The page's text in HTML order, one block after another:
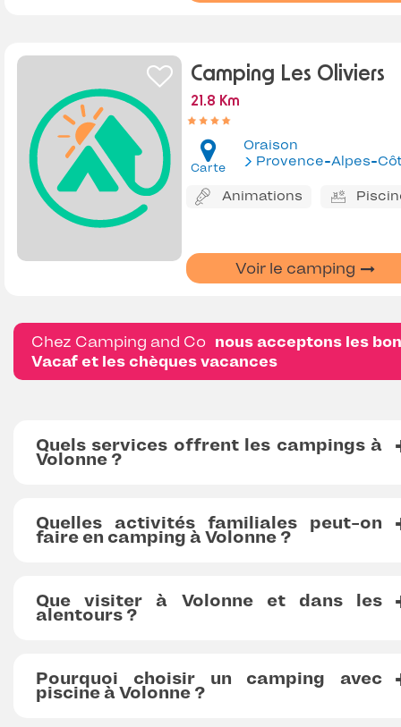
Camping Les Oliviers
21.8 Km
Carte
Oraison
Provence-Alpes-Côte
Animations
Voir le camping
Chez Camping and Co nous acceptons les
Vacaf et les chèques vacances
Quels services offrent les campings à
Volonne ?
Quelles activités familiales peut-on
faire en camping à Volonne ?
Que visiter à Volonne et dans les
alentours ?
Pourquoi choisir un camping avec
piscine à Volonne ?